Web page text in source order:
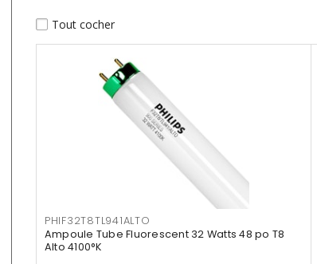
Tout cocher
PHIF32T8TL941ALTO
Ampoule Tube Fluorescent 32 Watts 48 po T8
Alto 4100°K